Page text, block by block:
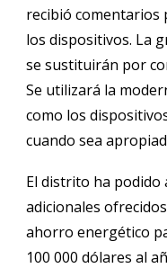
recibió comentarios
los dispositivos. La
se sustituirán por
Se utilizará la
como los
cuando sea
El distrito ha podido
adicionales
ahorro energético
100 000 dólares al